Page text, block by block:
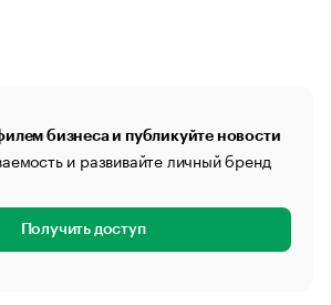
бизнеса и публикуйте новости
и развивайте личный бренд
Получить доступ